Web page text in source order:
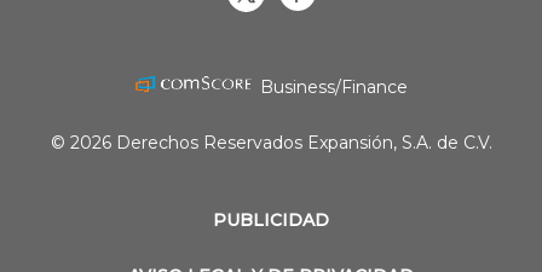
PUBLICIDAD
Business/Finance
© 2026 Derechos Reservados Expansión, S.A. de C.V.